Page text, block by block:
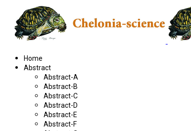
Home
Abstract
Abstract-A
Abstract-B
Abstract-C
Abstract-D
Abstract-E
Abstract-F